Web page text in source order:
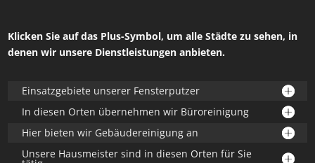
Klicken Sie auf das Plus-Symbol, um alle Städte zu sehen, in
denen wir unsere Dienstleistungen anbieten.
Einsatzgebiete unserer Fensterputzer
In diesen Orten übernehmen wir Büroreinigung
Hier bieten wir Gebäudereinigung an
Unsere Hausmeister sind in diesen Orten für Sie